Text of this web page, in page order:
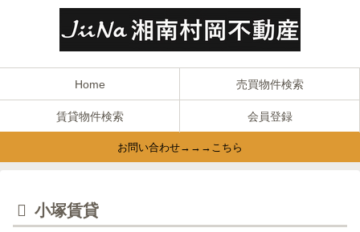
Home 売買物件検索
賃貸物件検索 会員登録
お問い合わせ→→→こちら
小塚賃貸